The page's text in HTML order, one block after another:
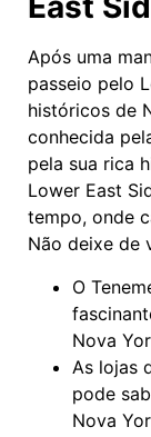
Após uma
passeio pelo
históricos de
conhecida
pela sua rica
Lower East
tempo, onde
Não deixe de
O
Nova
As lojas
pode
Nova